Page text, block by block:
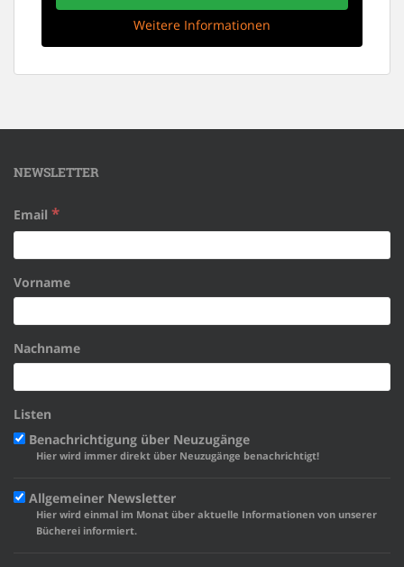
Weitere Informationen
NEWSLETTER
Email *
Vorname
Nachname
Listen
Benachrichtigung über Neuzugänge
Hier wird immer direkt über Neuzugänge benachrichtigt!
Allgemeiner Newsletter
Hier wird einmal im Monat über aktuelle Informationen von unserer
Bücherei informiert.